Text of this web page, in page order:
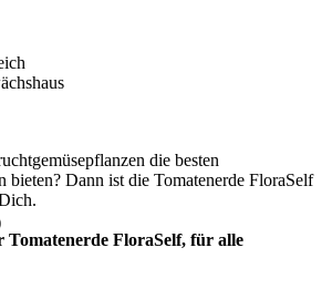
die besten
bieten? Dann ist die Tomatenerde FloraSelf
FloraSelf, für alle